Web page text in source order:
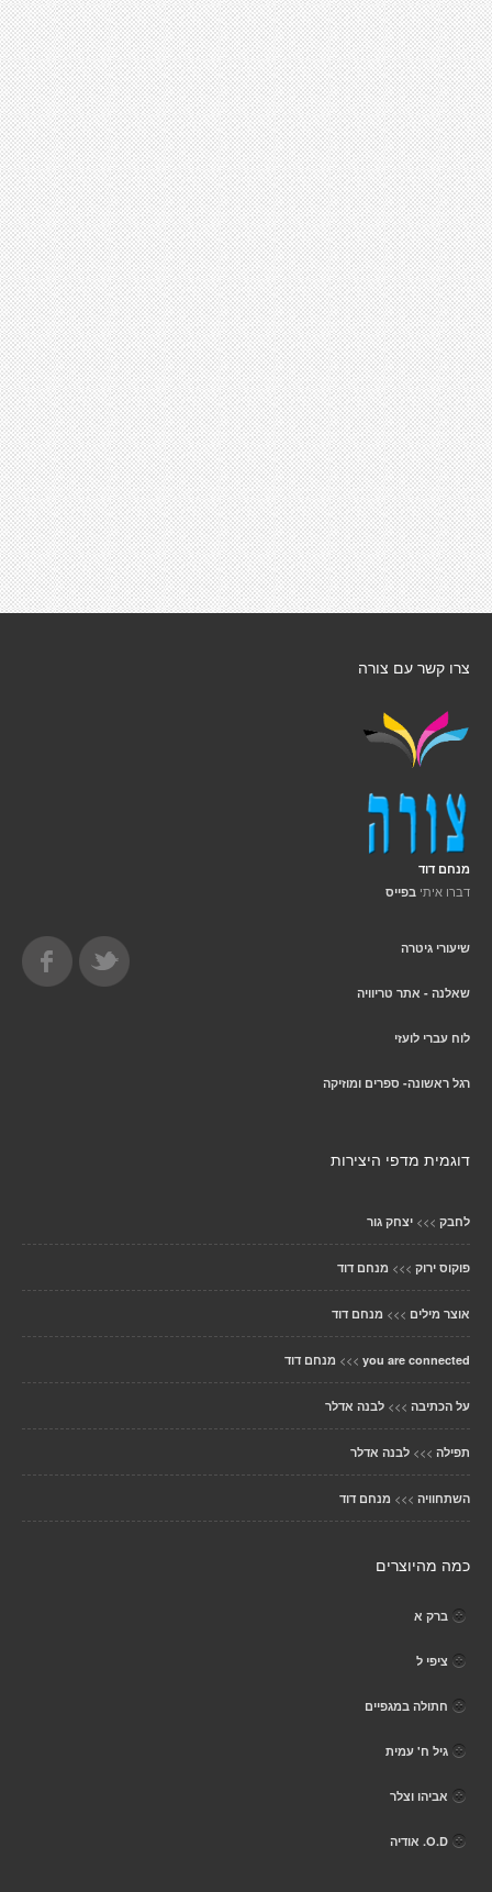
צרו קשר עם צורה
מנחם דוד
דברו איתי בפייס
שיעורי גיטרה
שאלנה - אתר טריוויה
לוח עברי לועזי
רגל ראשונה- ספרים ומוזיקה
דוגמית מדפי היצירות
לחבק >>> יצחק גור
פוקוס ירוק >>> מנחם דוד
אוצר מילים >>> מנחם דוד
you are connected
>>> מנחם דוד
על הכתיבה >>> לבנה אדלר
תפילה >>> לבנה אדלר
השתחוויה >>> מנחם דוד
כמה מהיוצרים
ברק א
ציפי ל
חתולה במגפיים
גיל ח' עמית
אביהו וצלר
O.D. אודיה